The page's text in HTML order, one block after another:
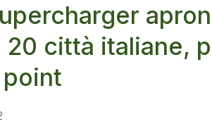
20 città italiane,